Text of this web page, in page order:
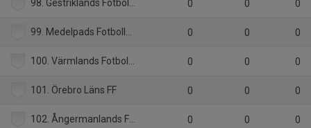
98. Gestriklands Fotbollförbund 0 0 0
99. Medelpads Fotbollförbund 0 0 0
100. Värmlands Fotbollförbund 0 0 0
101. Örebro Läns FF 0 0 0
102. Ångermanlands Fotbollförbund 0 0 0